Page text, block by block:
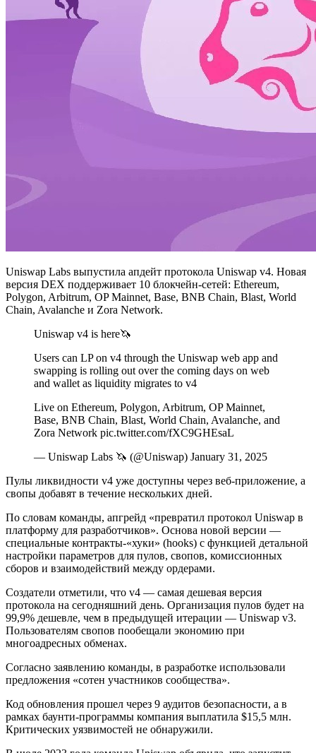
Uniswap Labs выпустила апдейт протокола Uniswap v4. Новая
версия DEX поддерживает 10 блокчейн-сетей: Ethereum,
Polygon, Arbitrum, OP Mainnet, Base, BNB Chain, Blast, World
Chain, Avalanche и Zora Network.
Uniswap v4 is here🦄
Users can LP on v4 through the Uniswap web app and
swapping is rolling out over the coming days on web
and wallet as liquidity migrates to v4
Live on Ethereum, Polygon, Arbitrum, OP Mainnet,
Base, BNB Chain, Blast, World Chain, Avalanche, and
Zora Network pic.twitter.com/fXC9GHEsaL
— Uniswap Labs 🦄 (@Uniswap) January 31, 2025
Пулы ликвидности v4 уже доступны через веб-приложение, а
свопы добавят в течение нескольких дней.
По словам команды, апгрейд «превратил протокол Uniswap в
платформу для разработчиков». Основа новой версии —
специальные контракты-«хуки» (hooks) с функцией детальной
настройки параметров для пулов, свопов, комиссионных
сборов и взаимодействий между ордерами.
Создатели отметили, что v4 — самая дешевая версия
протокола на сегодняшний день. Организация пулов будет на
99,9% дешевле, чем в предыдущей итерации — Uniswap v3.
Пользователям свопов пообещали экономию при
многоадресных обменах.
Согласно заявлению команды, в разработке использовали
предложения «сотен участников сообщества».
Код обновления прошел через 9 аудитов безопасности, а в
рамках баунти-программы компания выплатила $15,5 млн.
Критических уязвимостей не обнаружили.